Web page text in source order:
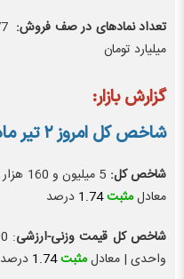
تعداد نماد‌های در صف فروش:
میلیارد تومان
گزارش بازار:
شاخص کل امروز۲ تیر ماه ۱۴۰۵
شاخص کل: 5 میلیون و 160 هزار و 903 واحد |
معادلمثبت1.74 درصد
شاخص کل قیمت وزنی-ارزشی: 890 هزار و 557 واحد |
واحدی | معادلمثبت1.74 درصد